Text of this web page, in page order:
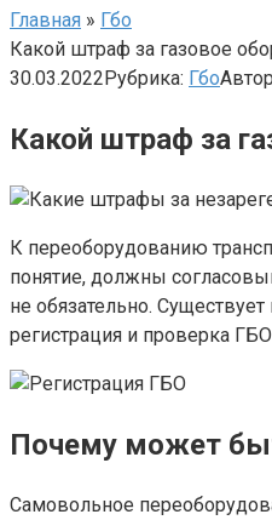
Главная » Гбо
Какой штраф за газовое
30.03.2022Рубрика: Гбо
Какой штраф за
К переоборудованию
понятие, должны
не обязательно.
регистрация и проверка
Почему может
Самовольное